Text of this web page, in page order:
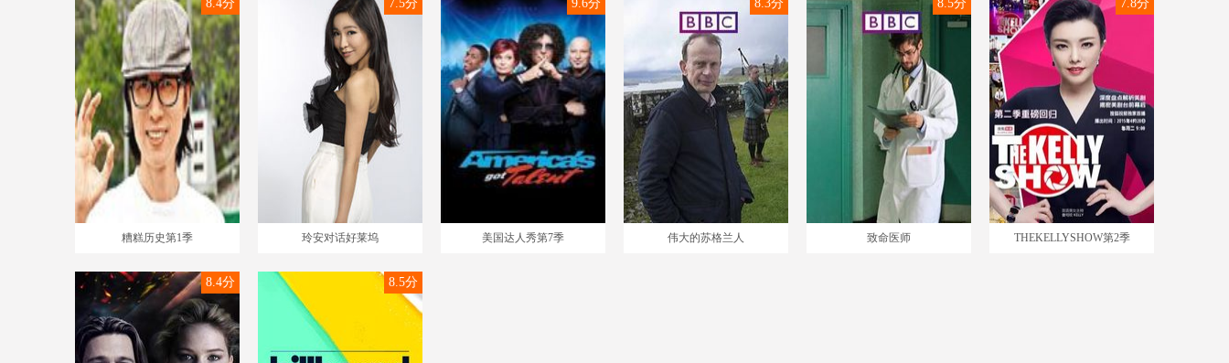
糟糕历史第1季
8.4分
玲安对话好莱坞
7.5分
美国达人秀第7季
9.6分
伟大的苏格兰人
8.3分
致命医师
8.5分
THEKELLYSHOW第2季
7.8分
8.4分 8.5分